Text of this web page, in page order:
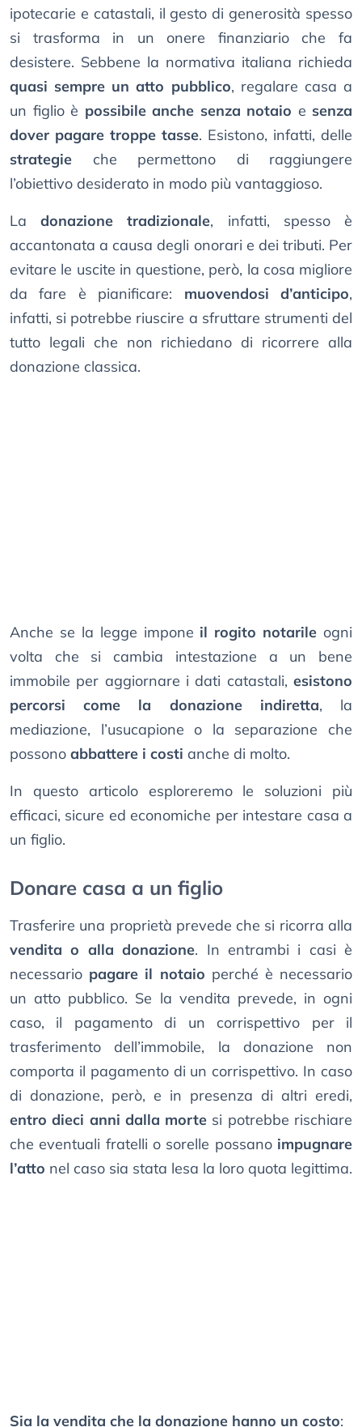
ipotecarie e catastali, il gesto di generosità spesso
si trasforma in un onere finanziario che fa
desistere. Sebbene la normativa italiana richieda
quasi sempre un atto pubblico, regalare casa a
un figlio è possibile anche senza notaio e senza
dover pagare troppe tasse. Esistono, infatti, delle
strategie che permettono di raggiungere
l’obiettivo desiderato in modo più vantaggioso.
Ladonazione tradizionale, infatti, spesso è
accantonata a causa degli onorari e dei tributi. Per
evitare le uscite in questione, però, la cosa migliore
da fare è pianificare: muovendosi d’anticipo,
infatti, si potrebbe riuscire a sfruttare strumenti del
tutto legali che non richiedano di ricorrere alla
donazione classica.
Anche se la legge impone il rogito notarile ogni
volta che si cambia intestazione a un bene
immobile per aggiornare i dati catastali, esistono
percorsi come la donazione indiretta, la
mediazione, l’usucapione o la separazione che
possono abbattere i costi anche di molto.
In questo articolo esploreremo le soluzioni più
efficaci, sicure ed economiche per intestare casa a
un figlio.
Donare casa a un figlio
Trasferire una proprietà prevede che si ricorra alla
vendita o alla donazione. In entrambi i casi è
necessario pagare il notaio perché è necessario
un atto pubblico. Se la vendita prevede, in ogni
caso, il pagamento di un corrispettivo per il
trasferimento dell’immobile, la donazione non
comporta il pagamento di un corrispettivo. In caso
di donazione, però, e in presenza di altri eredi,
entro dieci anni dalla morte si potrebbe rischiare
che eventuali fratelli o sorelle possano impugnare
l’atto nel caso sia stata lesa la loro quota legittima.
Sia la vendita che la donazione hanno un costo: